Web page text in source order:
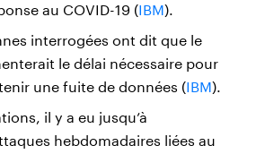
au COVID-19 (IBM).
interrogées ont dit que le
le délai nécessaire pour
une fuite de données (IBM).
il y a eu jusqu’à
hebdomadaires liées au